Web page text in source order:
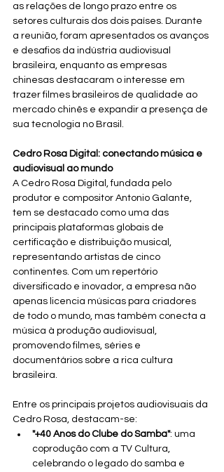
as relações de longo prazo entre os
setores culturais dos dois países. Durante
a reunião, foram apresentados os avanços
e desafios da indústria audiovisual
brasileira, enquanto as empresas
chinesas destacaram o interesse em
trazer filmes brasileiros de qualidade ao
mercado chinês e expandir a presença de
sua tecnologia no Brasil.
Cedro Rosa Digital: conectando música e
audiovisual ao mundo
A Cedro Rosa Digital, fundada pelo
produtor e compositor Antonio Galante,
tem se destacado como uma das
principais plataformas globais de
certificação e distribuição musical,
representando artistas de cinco
continentes. Com um repertório
diversificado e inovador, a empresa não
apenas licencia músicas para criadores
de todo o mundo, mas também conecta a
música à produção audiovisual,
promovendo filmes, séries e
documentários sobre a rica cultura
brasileira.
Entre os principais projetos audiovisuais da
Cedro Rosa, destacam-se:
"+40 Anos do Clube do Samba": uma
coprodução com a TV Cultura,
celebrando o legado do samba e